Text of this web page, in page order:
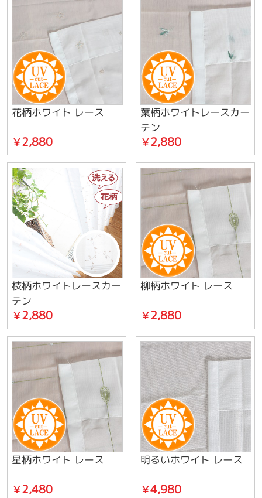
花柄ホワイト レース
￥2,880
葉柄ホワイトレースカー
テン
￥2,880
枝柄ホワイトレースカー
テン
￥2,880
柳柄ホワイト レース
￥2,880
星柄ホワイト レース
￥2,480
明るいホワイト レース
￥4,980